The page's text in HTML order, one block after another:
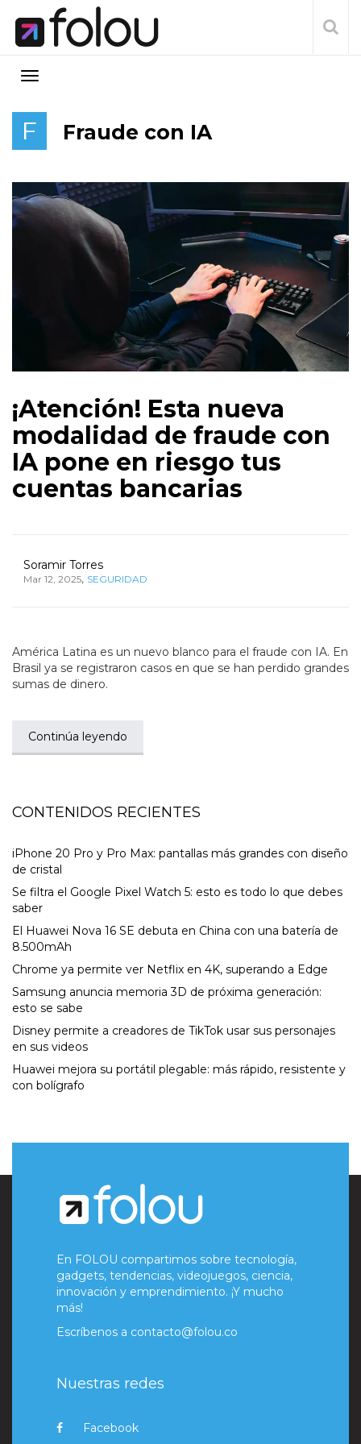
F Fraude con IA
¡Atención! Esta nueva
modalidad de fraude con
IA pone en riesgo tus
cuentas bancarias
Soramir Torres
Mar 12, 2025, SEGURIDAD
América Latina es un nuevo blanco para el fraude con IA. En
Brasil ya se registraron casos en que se han perdido grandes
sumas de dinero.
Continúa leyendo
CONTENIDOS RECIENTES
iPhone 20 Pro y Pro Max: pantallas más grandes con diseño
de cristal
Se filtra el Google Pixel Watch 5: esto es todo lo que debes
saber
El Huawei Nova 16 SE debuta en China con una batería de
8.500mAh
Chrome ya permite ver Netflix en 4K, superando a Edge
Samsung anuncia memoria 3D de próxima generación:
esto se sabe
Disney permite a creadores de TikTok usar sus personajes
en sus videos
Huawei mejora su portátil plegable: más rápido, resistente y
con bolígrafo
En FOLOU compartimos sobre tecnología,
gadgets, tendencias, videojuegos, ciencia,
innovación y emprendimiento. ¡Y mucho
más!
Escríbenos a contacto@folou.co
Nuestras redes
Facebook